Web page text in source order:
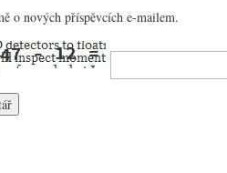
o nových příspěvcích e-mailem.